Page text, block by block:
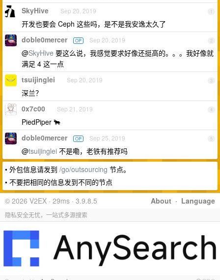
1
SkyHive Sep 20, 2019
开发也要会 Ceph 这些吗，是不是我安逸太久了
2
doble0mercer OP Sep 20, 2019
@SkyHive 要这么说，我感觉要求好像还挺高的。。。我好像就
满足 4 这一点
3
tsuijinglei Sep 20, 2019
深兰？
4
0x7c00 Sep 21, 2019
PiedPiper 🐂
5
doble0mercer OP Sep 25, 2019
@tsuijinglei 不是嘞，老铁有推荐吗
• 外包信息请发到 /go/outsourcing 节点。
• 不要把相同的信息发到不同的节点
About · Language
© 2026 V2EX · 29ms · 3.9.8.5
隐私安全无忧，一站式多源搜索